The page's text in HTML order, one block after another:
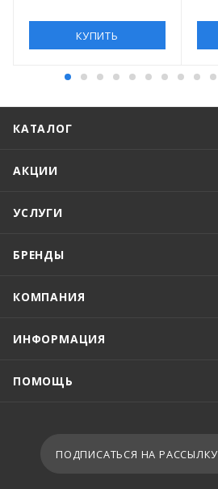
КУПИТЬ
КАТАЛОГ
АКЦИИ
УСЛУГИ
БРЕНДЫ
КОМПАНИЯ
ИНФОРМАЦИЯ
ПОМОЩЬ
ПОДПИСАТЬСЯ НА РАССЫЛКУ